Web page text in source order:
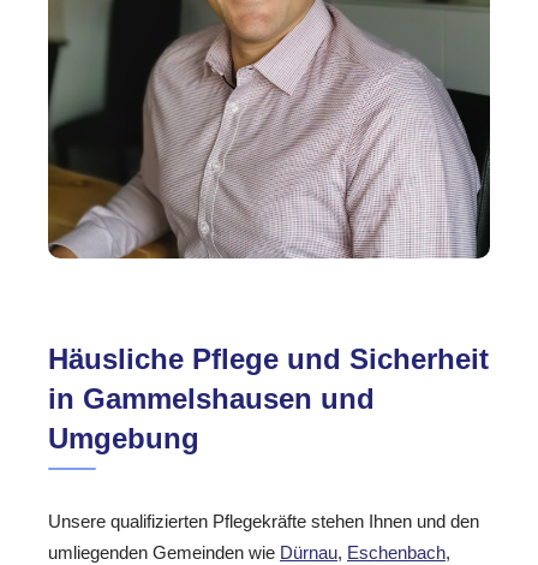
Häusliche Pflege und Sicherheit
in Gammelshausen und
Umgebung
Unsere qualifizierten Pflegekräfte stehen Ihnen und den
umliegenden Gemeinden wie Dürnau, Eschenbach,